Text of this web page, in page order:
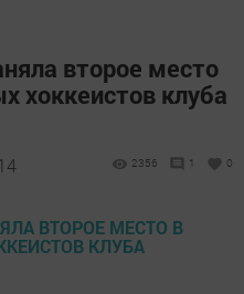
второе место
хоккеистов клуба
2356 1 0